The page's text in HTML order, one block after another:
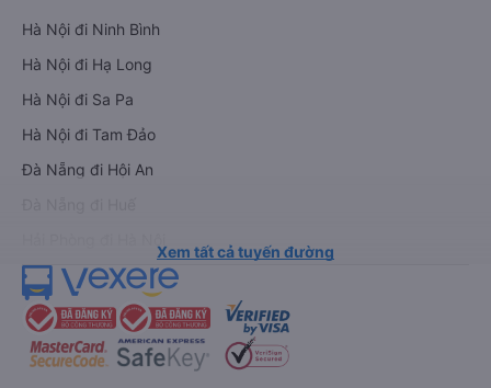
Hà Nội đi Ninh Bình
Hà Nội đi Hạ Long
Hà Nội đi Sa Pa
Hà Nội đi Tam Đảo
Đà Nẵng đi Hội An
Xem tất cả tuyến đường